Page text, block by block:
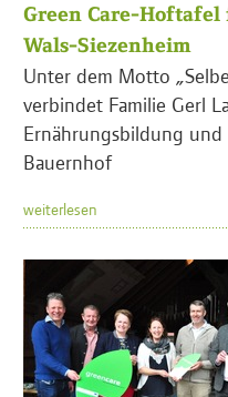
Green Care-
Wals-Siezenheim
Unter dem Motto
verbindet Familie Gerl
Ernährungsbildung und
Bauernhof
weiterlesen